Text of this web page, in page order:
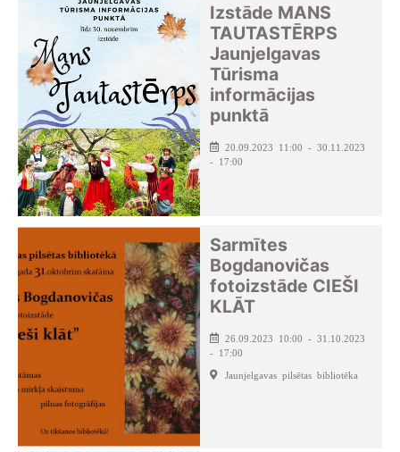
Izstāde MANS
TAUTASTĒRPS
Jaunjelgavas
Tūrisma
informācijas
punktā
20.09.2023 11:00 - 30.11.2023
- 17:00
Sarmītes
Bogdanovičas
fotoizstāde CIEŠI
KLĀT
26.09.2023 10:00 - 31.10.2023
- 17:00
Jaunjelgavas pilsētas bibliotēka